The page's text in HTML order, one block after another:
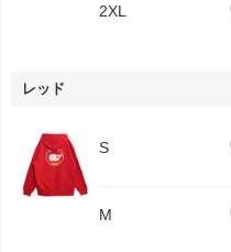
2XL
レッド
S
M